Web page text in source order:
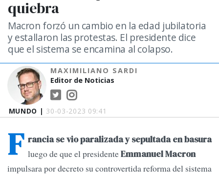
MUNDO | 30-03-2023 09:41
quiebra
Macron forzó un cambio en la edad jubilatoria
y estallaron las protestas. El presidente dice
que el sistema se encamina al colapso.
MAXIMILIANO SARDI
Editor de Noticias
F rancia se vio paralizada y sepultada en basura
luego de que el presidenteEmmanuel Macron
impulsara por decreto su controvertida reforma del sistema